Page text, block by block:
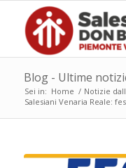
Blog - Ultime
Sei in: Home / Notizie
Salesiani Venaria Reale: